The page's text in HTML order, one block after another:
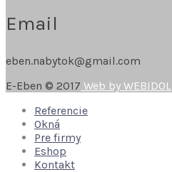
Email
eben.nabytok@gmail.com
E-Eben © 2017 Web by WEBIDOL
Referencie
Okná
Pre firmy
Eshop
Kontakt